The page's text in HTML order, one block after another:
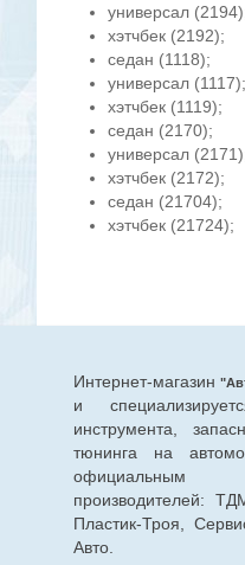
универсал
хэтчбек (2192);
седан (1118);
универсал (1117);
хэтчбек (1119);
седан (2170);
универсал
хэтчбек (2172);
седан (21704);
хэтчбек (21724);
Интернет-магазин
и
инструмента,
тюнинга на
производителей:
Пластик-Троя,
Авто.